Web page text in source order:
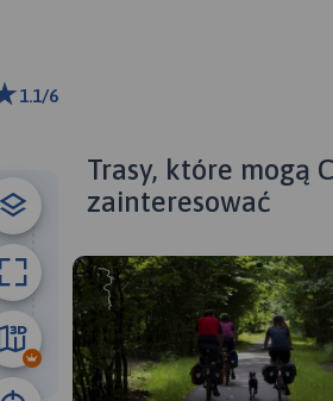
1.1/6
1 km
Trasy, które mogą
zainteresować